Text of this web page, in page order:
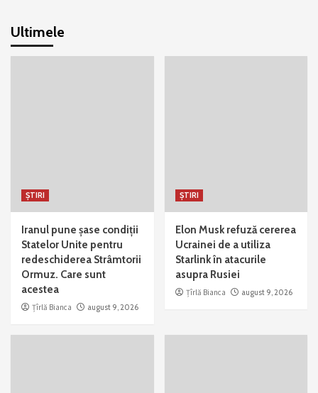
Ultimele
ȘTIRI
Iranul pune șase condiții
Statelor Unite pentru
redeschiderea Strâmtorii
Ormuz. Care sunt
acestea
Țîrlă Bianca august 9, 2026
ȘTIRI
Elon Musk refuză cererea
Ucrainei de a utiliza
Starlink în atacurile
asupra Rusiei
Țîrlă Bianca august 9, 2026